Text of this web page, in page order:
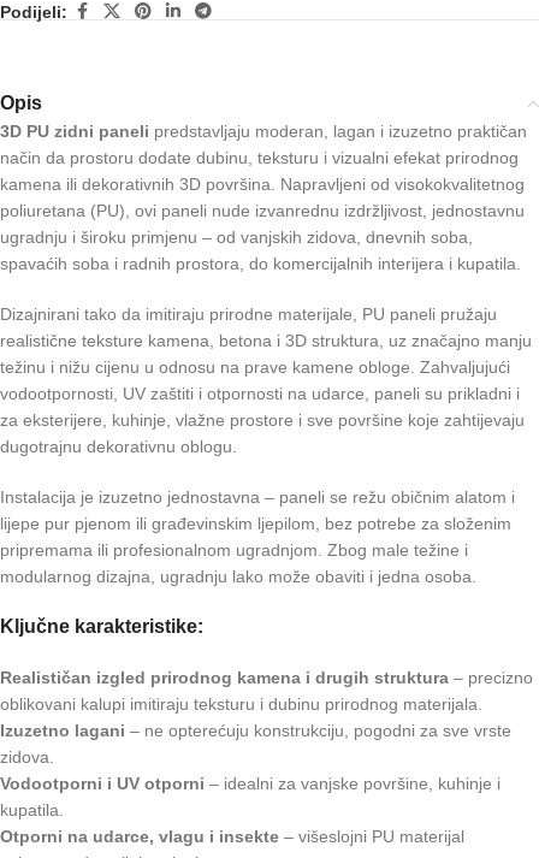
Podijeli:
Opis
3D PU zidni paneli predstavljaju moderan, lagan i izuzetno praktičan
način da prostoru dodate dubinu, teksturu i vizualni efekat prirodnog
kamena ili dekorativnih 3D površina. Napravljeni od visokokvalitetnog
poliuretana (PU), ovi paneli nude izvanrednu izdržljivost, jednostavnu
ugradnju i široku primjenu – od vanjskih zidova, dnevnih soba,
spavaćih soba i radnih prostora, do komercijalnih interijera i kupatila.
Dizajnirani tako da imitiraju prirodne materijale, PU paneli pružaju
realistične teksture kamena, betona i 3D struktura, uz značajno manju
težinu i nižu cijenu u odnosu na prave kamene obloge. Zahvaljujući
vodootpornosti, UV zaštiti i otpornosti na udarce, paneli su prikladni i
za eksterijere, kuhinje, vlažne prostore i sve površine koje zahtijevaju
dugotrajnu dekorativnu oblogu.
Instalacija je izuzetno jednostavna – paneli se režu običnim alatom i
lijepe pur pjenom ili građevinskim ljepilom, bez potrebe za složenim
pripremama ili profesionalnom ugradnjom. Zbog male težine i
modularnog dizajna, ugradnju lako može obaviti i jedna osoba.
Ključne karakteristike:
Realističan izgled prirodnog kamena i drugih struktura – precizno
oblikovani kalupi imitiraju teksturu i dubinu prirodnog materijala.
Izuzetno lagani – ne opterećuju konstrukciju, pogodni za sve vrste
zidova.
Vodootporni i UV otporni – idealni za vanjske površine, kuhinje i
kupatila.
Otporni na udarce, vlagu i insekte – višeslojni PU materijal